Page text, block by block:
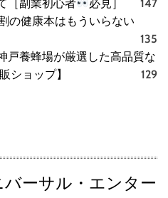
［副業初心者 必見］
147
の健康本はもういらない
135
戸養蜂場が厳選した高品質な
ショップ】
129
バーサル・エンター